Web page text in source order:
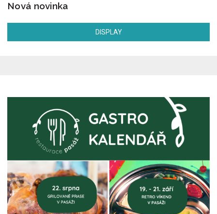
Nová novinka
DISPLAY